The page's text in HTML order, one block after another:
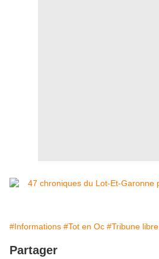
#Informations #Tot en Oc #Tribune libre
Partager